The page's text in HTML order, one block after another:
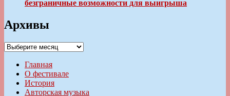
безграничные возможности для выигрыша
Архивы
Архивы
Главная
О фестивале
История
Авторская музыка